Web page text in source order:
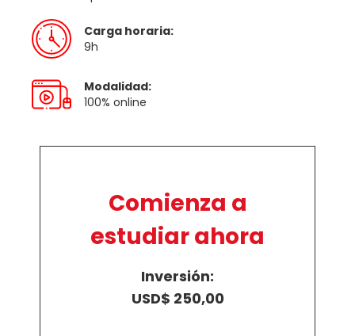
Carga horaria:
9h
Modalidad:
100% online
Comienza a
estudiar ahora
Inversión:
USD$ 250,00